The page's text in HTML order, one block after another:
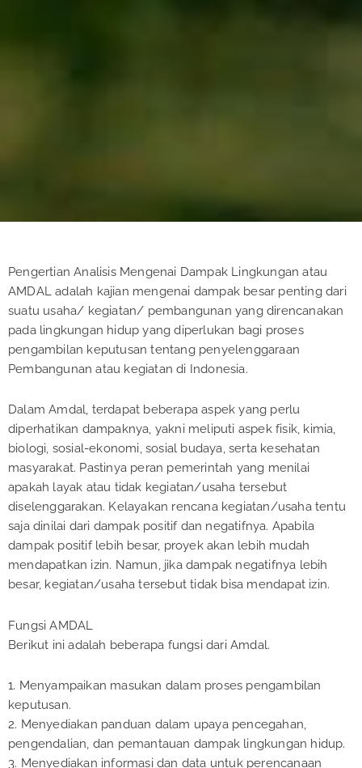
Pengertian Analisis Mengenai Dampak Lingkungan atau
AMDAL adalah kajian mengenai dampak besar penting dari
suatu usaha/ kegiatan/ pembangunan yang direncanakan
pada lingkungan hidup yang diperlukan bagi proses
pengambilan keputusan tentang penyelenggaraan
Pembangunan atau kegiatan di Indonesia.
Dalam Amdal, terdapat beberapa aspek yang perlu
diperhatikan dampaknya, yakni meliputi aspek fisik, kimia,
biologi, sosial-ekonomi, sosial budaya, serta kesehatan
masyarakat. Pastinya peran pemerintah yang menilai
apakah layak atau tidak kegiatan/usaha tersebut
diselenggarakan. Kelayakan rencana kegiatan/usaha tentu
saja dinilai dari dampak positif dan negatifnya. Apabila
dampak positif lebih besar, proyek akan lebih mudah
mendapatkan izin. Namun, jika dampak negatifnya lebih
besar, kegiatan/usaha tersebut tidak bisa mendapat izin.
Fungsi AMDAL
Berikut ini adalah beberapa fungsi dari Amdal.
1. Menyampaikan masukan dalam proses pengambilan
keputusan.
2. Menyediakan panduan dalam upaya pencegahan,
pengendalian, dan pemantauan dampak lingkungan hidup.
3. Menyediakan informasi dan data untuk perencanaan